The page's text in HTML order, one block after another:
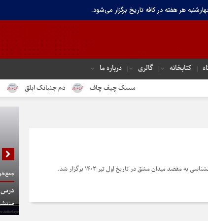
هر هفته در کافه تاریخ برگزار می‌شود.
کتابخانه گالری درباره ما
سسک چیف چاف دم جنبانک ابلق
مقصد میدان مشق در تاریخ اول تیر 1402 برگزار شد.
درس